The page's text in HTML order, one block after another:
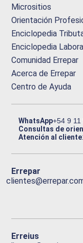
Micrositios
Orientación
Enciclopedia
Enciclopedia Laboral
Comunidad Errepar
Acerca de Errepar
Centro de Ayuda
WhatsApp+54 9
Consultas de
Atención al cliente
Errepar
Erreius